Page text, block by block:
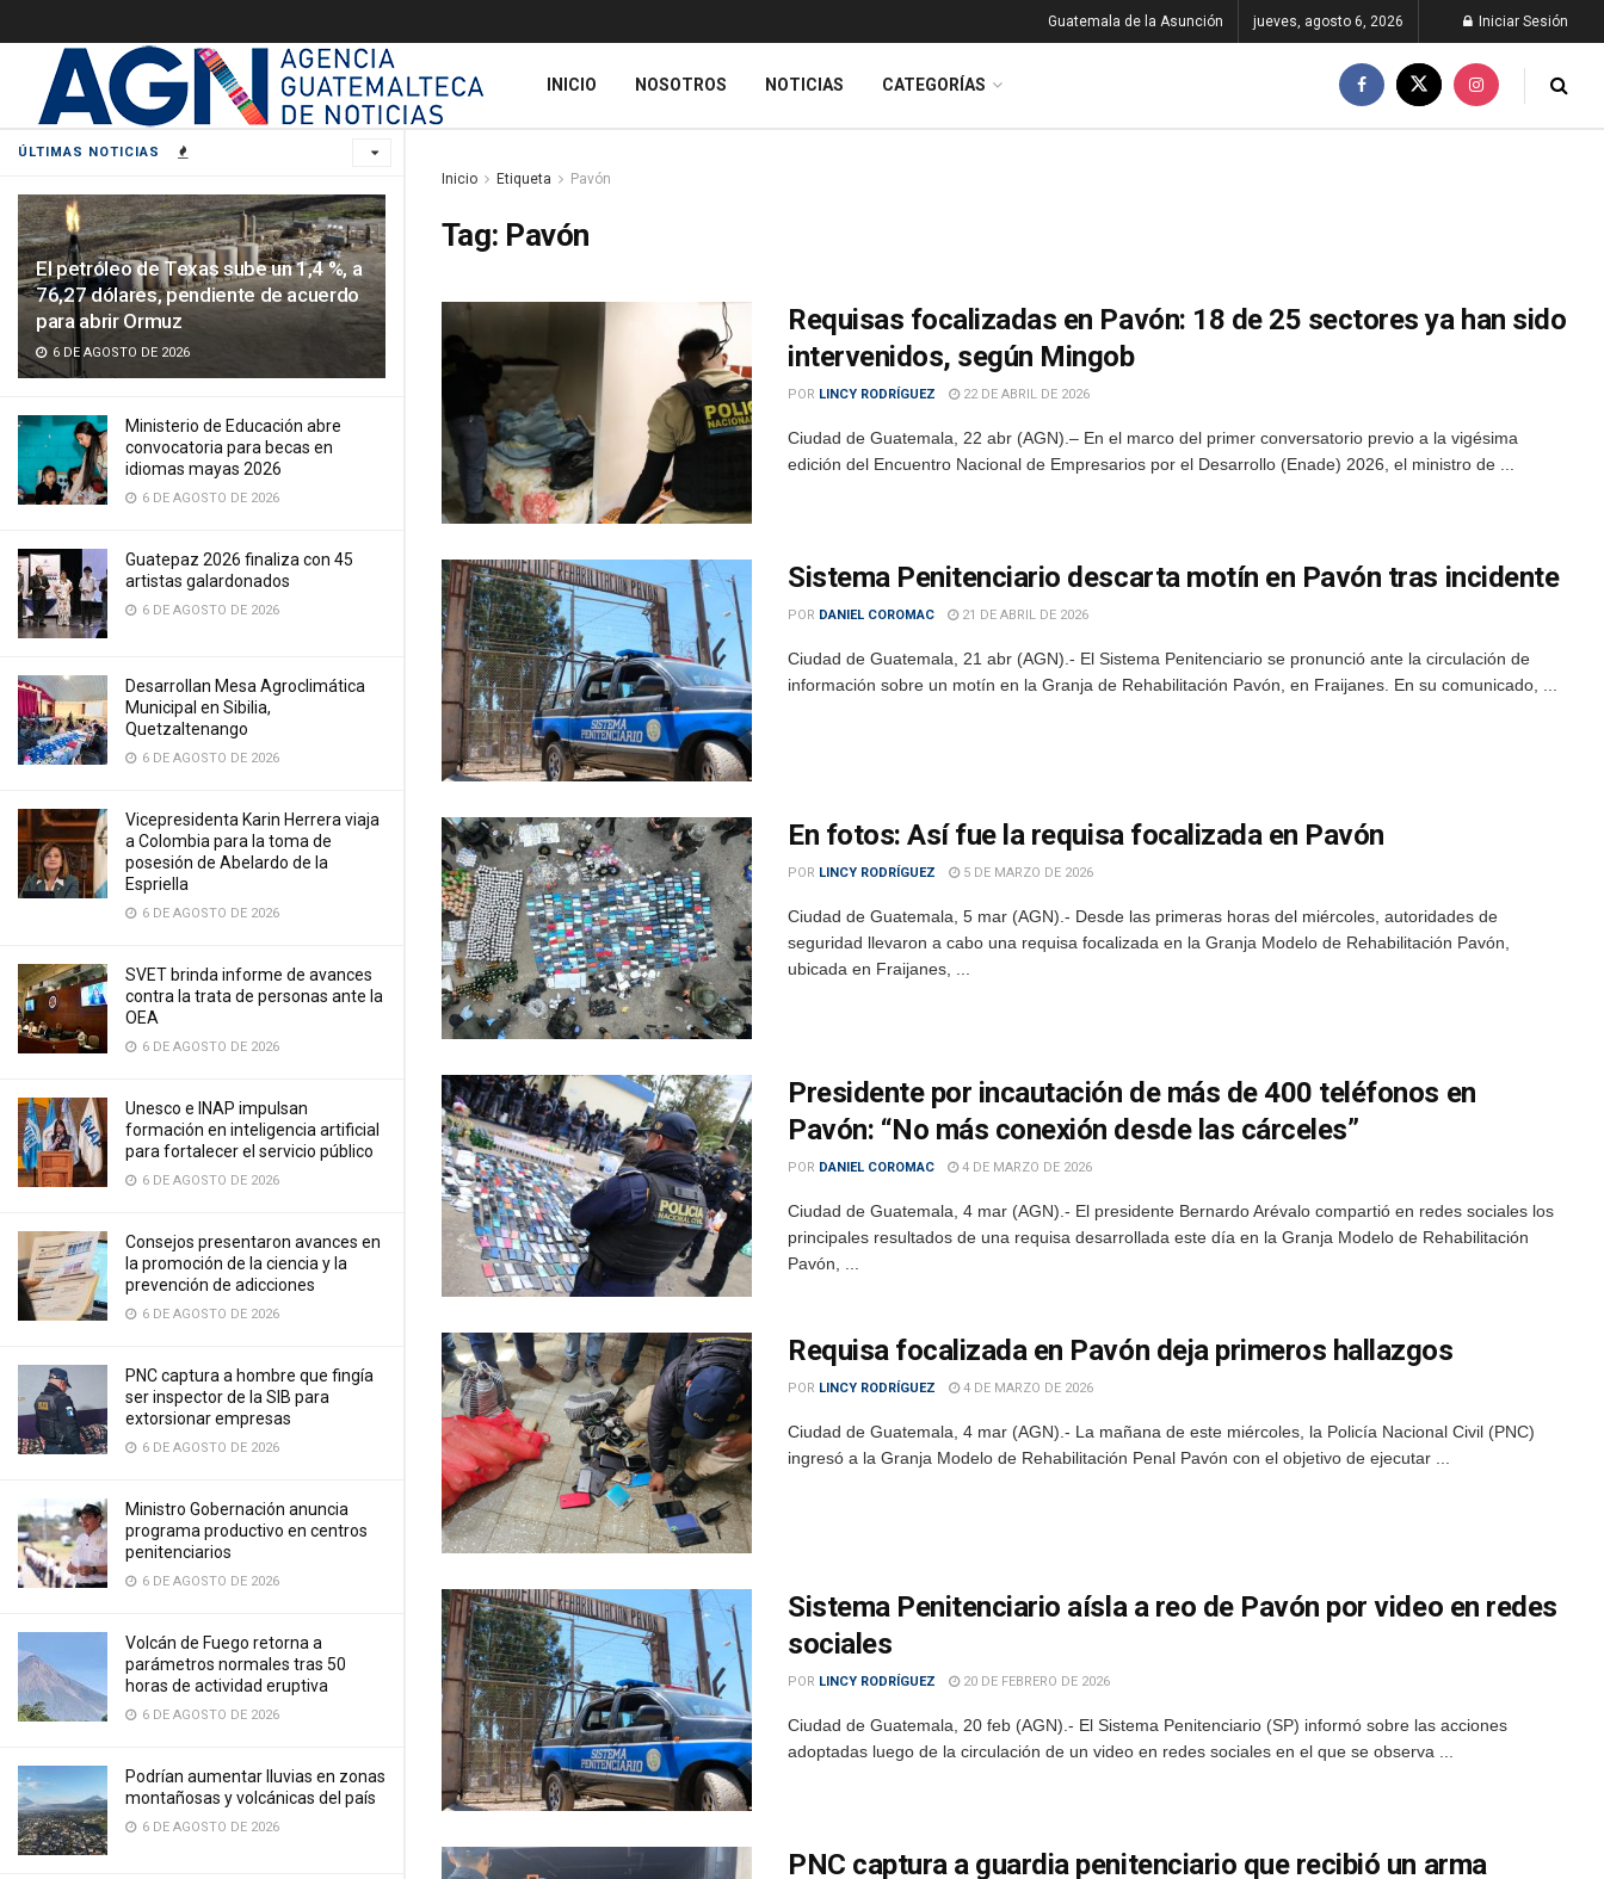
ÚLTIMAS NOTICIAS
El petróleo de Texas sube un 1,4 %, a
76,27 dólares, pendiente de acuerdo
para abrir Ormuz
6 DE AGOSTO DE 2026
Ministerio de Educación abre
convocatoria para becas en
idiomas mayas 2026
6 DE AGOSTO DE 2026
Guatepaz 2026 finaliza con 45
artistas galardonados
6 DE AGOSTO DE 2026
Desarrollan Mesa Agroclimática
Municipal en Sibilia,
Quetzaltenango
6 DE AGOSTO DE 2026
Vicepresidenta Karin Herrera viaja
a Colombia para la toma de
posesión de Abelardo de la
Espriella
6 DE AGOSTO DE 2026
SVET brinda informe de avances
contra la trata de personas ante la
OEA
6 DE AGOSTO DE 2026
Unesco e INAP impulsan
formación en inteligencia artificial
para fortalecer el servicio público
6 DE AGOSTO DE 2026
Consejos presentaron avances en
la promoción de la ciencia y la
prevención de adicciones
6 DE AGOSTO DE 2026
PNC captura a hombre que fingía
ser inspector de la SIB para
extorsionar empresas
6 DE AGOSTO DE 2026
Ministro Gobernación anuncia
programa productivo en centros
penitenciarios
6 DE AGOSTO DE 2026
Volcán de Fuego retorna a
parámetros normales tras 50
horas de actividad eruptiva
6 DE AGOSTO DE 2026
Podrían aumentar lluvias en zonas
montañosas y volcánicas del país
6 DE AGOSTO DE 2026
Guatemala de la Asunción jueves, agosto 6, 2026 Iniciar Sesión
INICIO NOSOTROS NOTICIAS CATEGORÍAS
Inicio Etiqueta Pavón
Tag: Pavón
Requisas focalizadas en Pavón: 18 de 25 sectores ya han sido
intervenidos, según Mingob
POR LINCY RODRÍGUEZ 22 DE ABRIL DE 2026
Ciudad de Guatemala, 22 abr (AGN).– En el marco del primer conversatorio previo a la vigésima
edición del Encuentro Nacional de Empresarios por el Desarrollo (Enade) 2026, el ministro de ...
Sistema Penitenciario descarta motín en Pavón tras incidente
POR DANIEL COROMAC 21 DE ABRIL DE 2026
Ciudad de Guatemala, 21 abr (AGN).- El Sistema Penitenciario se pronunció ante la circulación de
información sobre un motín en la Granja de Rehabilitación Pavón, en Fraijanes. En su comunicado, ...
En fotos: Así fue la requisa focalizada en Pavón
POR LINCY RODRÍGUEZ 5 DE MARZO DE 2026
Ciudad de Guatemala, 5 mar (AGN).- Desde las primeras horas del miércoles, autoridades de
seguridad llevaron a cabo una requisa focalizada en la Granja Modelo de Rehabilitación Pavón,
ubicada en Fraijanes, ...
Presidente por incautación de más de 400 teléfonos en
Pavón: “No más conexión desde las cárceles”
POR DANIEL COROMAC 4 DE MARZO DE 2026
Ciudad de Guatemala, 4 mar (AGN).- El presidente Bernardo Arévalo compartió en redes sociales los
principales resultados de una requisa desarrollada este día en la Granja Modelo de Rehabilitación
Pavón, ...
Requisa focalizada en Pavón deja primeros hallazgos
POR LINCY RODRÍGUEZ 4 DE MARZO DE 2026
Ciudad de Guatemala, 4 mar (AGN).- La mañana de este miércoles, la Policía Nacional Civil (PNC)
ingresó a la Granja Modelo de Rehabilitación Penal Pavón con el objetivo de ejecutar ...
Sistema Penitenciario aísla a reo de Pavón por video en redes
sociales
POR LINCY RODRÍGUEZ 20 DE FEBRERO DE 2026
Ciudad de Guatemala, 20 feb (AGN).- El Sistema Penitenciario (SP) informó sobre las acciones
adoptadas luego de la circulación de un video en redes sociales en el que se observa ...
PNC captura a guardia penitenciario que recibió un arma